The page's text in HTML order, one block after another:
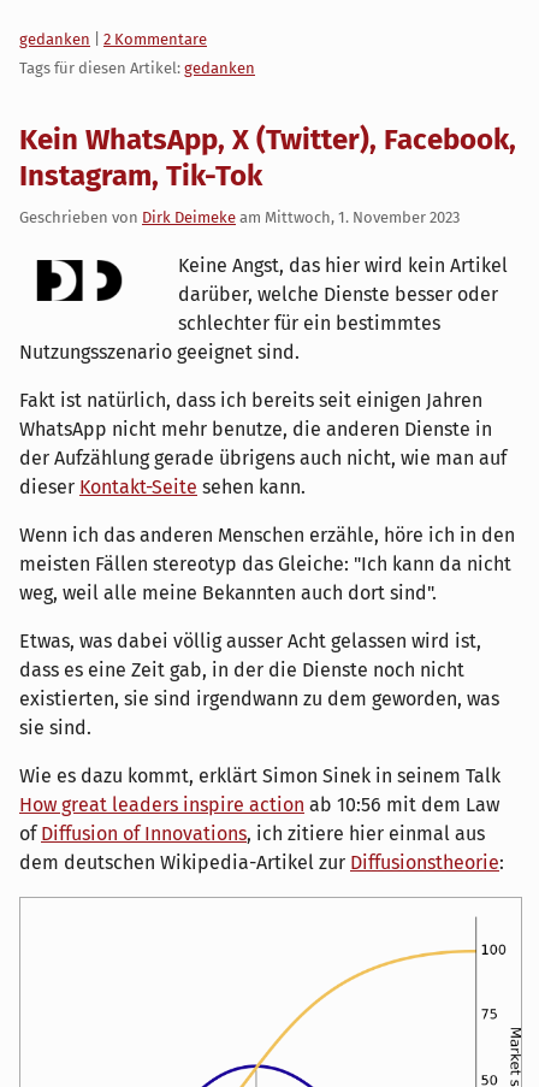
Kategorien:
gedanken
2 Kommentare
Tags für diesen Artikel: gedanken
Kein WhatsApp, X (Twitter), Facebook,
Instagram, Tik-Tok
Geschrieben von Dirk Deimeke am Mittwoch, 1. November 2023
Keine Angst, das hier wird kein Artikel
darüber, welche Dienste besser oder
schlechter für ein bestimmtes
Nutzungsszenario geeignet sind.
Fakt ist natürlich, dass ich bereits seit einigen Jahren
WhatsApp nicht mehr benutze, die anderen Dienste in
der Aufzählung gerade übrigens auch nicht, wie man auf
dieser Kontakt-Seite sehen kann.
Wenn ich das anderen Menschen erzähle, höre ich in den
meisten Fällen stereotyp das Gleiche: "Ich kann da nicht
weg, weil alle meine Bekannten auch dort sind".
Etwas, was dabei völlig ausser Acht gelassen wird ist,
dass es eine Zeit gab, in der die Dienste noch nicht
existierten, sie sind irgendwann zu dem geworden, was
sie sind.
Wie es dazu kommt, erklärt Simon Sinek in seinem Talk
How great leaders inspire action ab 10:56 mit dem Law
ofDiffusion of Innovations, ich zitiere hier einmal aus
dem deutschen Wikipedia-Artikel zur Diffusionstheorie: